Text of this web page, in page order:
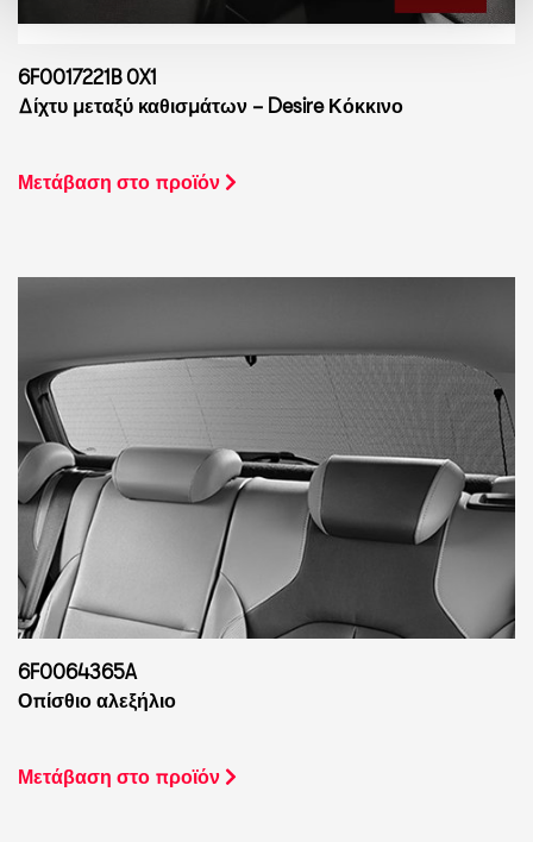
6F0017221B 0X1
Δίχτυ μεταξύ καθισμάτων – Desire Κόκκινο
Μετάβαση στο προϊόν
6F0064365A
Οπίσθιο αλεξήλιο
Μετάβαση στο προϊόν